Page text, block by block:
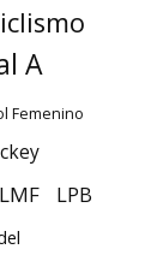
A
Femenino
LMF LPB